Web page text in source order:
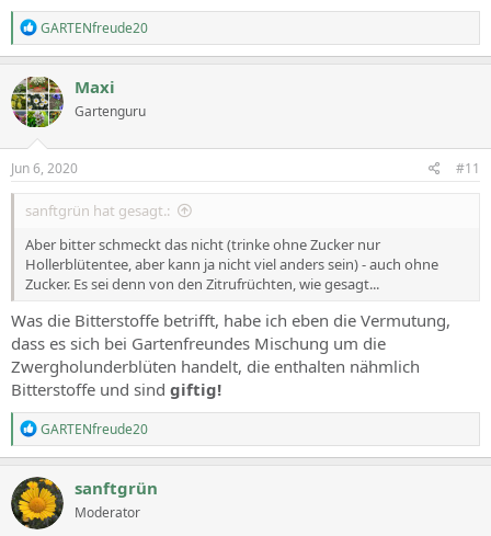
R
e
a
c
t
i
o
n
GARTENfreude20
Maxi
Gartenguru
Jun 6, 2020 #11
sanftgrün hat gesagt.:
Aber bitter schmeckt das nicht (trinke ohne Zucker nur
Hollerblütentee, aber kann ja nicht viel anders sein) - auch ohne
Zucker. Es sei denn von den Zitrufrüchten, wie gesagt...
Was die Bitterstoffe betrifft, habe ich eben die Vermutung,
dass es sich bei Gartenfreundes Mischung um die
Zwergholunderblüten handelt, die enthalten nähmlich
Bitterstoffe und sind giftig!
R
e
a
c
t
i
o
GARTENfreude20
sanftgrün
Moderator